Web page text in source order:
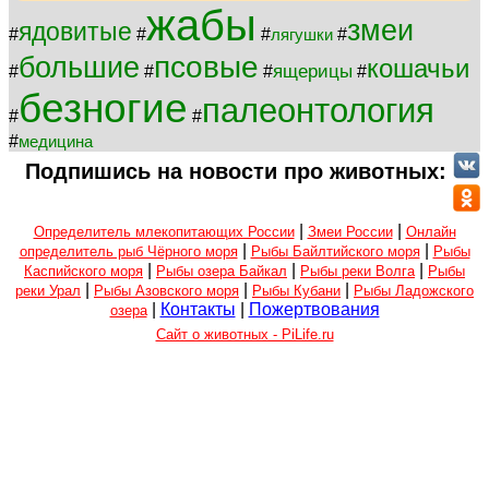
#ядовитые #жабы #лягушки #змеи
#большие #псовые #ящерицы #кошачьи
#безногие #палеонтология
#медицина
Подпишись на новости про животных:
Определитель млекопитающих России| Змеи России| Онлайн
определитель рыб Чёрного моря| Рыбы Байлтийского моря|
Рыбы
Каспийского моря
Рыбы озера Байкал Рыбы реки Волга
Рыбы
реки Урал
Рыбы Азовского моря Рыбы Кубани
Рыбы Ладожского
озера| Контакты Пожертвования
Сайт о животных - PiLife.ru